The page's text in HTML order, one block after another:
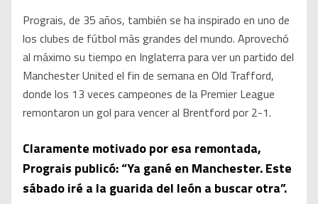
Prograis, de 35 años, también se ha inspirado en uno de
los clubes de fútbol más grandes del mundo. Aprovechó
al máximo su tiempo en Inglaterra para ver un partido del
Manchester United el fin de semana en Old Trafford,
donde los 13 veces campeones de la Premier League
remontaron un gol para vencer al Brentford por 2-1.
Claramente motivado por esa remontada,
Prograis publicó: “Ya gané en Manchester. Este
sábado iré a la guarida del león a buscar otra”.